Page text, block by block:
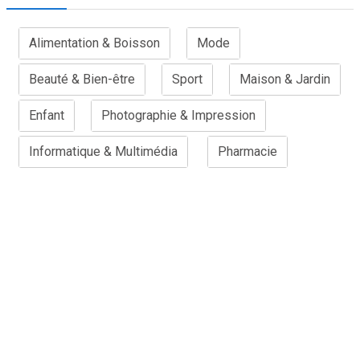
Alimentation & Boisson Mode
Beauté & Bien-être Sport Maison & Jardin
Enfant Photographie & Impression
Informatique & Multimédia Pharmacie